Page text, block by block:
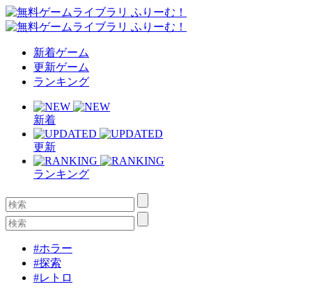
新着ゲーム
更新ゲーム
ランキング
新着
更新
ランキング
#ホラー
#探索
#レトロ